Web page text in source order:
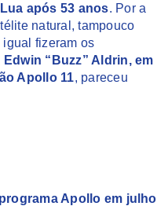
após 53 anos. Por a
natural, tampouco
fizeram os
“Buzz” Aldrin, em
Apollo 11, pareceu
programa Apollo em julho